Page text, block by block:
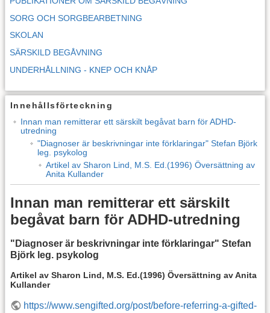
SORG OCH SORGBEARBETNING
SKOLAN
SÄRSKILD BEGÅVNING
UNDERHÅLLNING - KNEP OCH KNÅP
Innehållsförteckning
Innan man remitterar ett särskilt begåvat barn för ADHD-
utredning
"Diagnoser är beskrivningar inte förklaringar" Stefan Björk
leg. psykolog
Artikel av Sharon Lind, M.S. Ed.(1996) Översättning av
Anita Kullander
Innan man remitterar ett särskilt
begåvat barn för ADHD-utredning
"Diagnoser är beskrivningar inte förklaringar" Stefan
Björk leg. psykolog
Artikel av Sharon Lind, M.S. Ed.(1996) Översättning av Anita
Kullander
https://www.sengifted.org/post/before-referring-a-gifted-